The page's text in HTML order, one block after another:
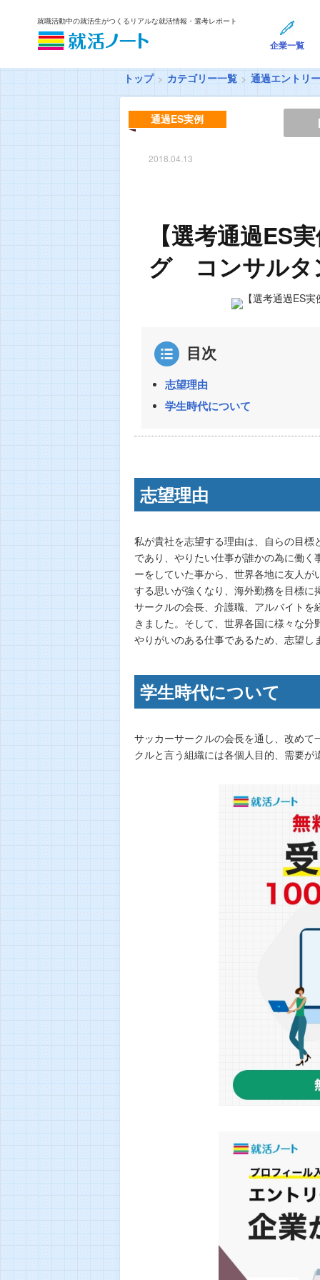
就職活動中の就活生がつくるリアルな就活情報・選考レポート
企業一覧
トップ カテゴリー一覧 通過エントリ
通過ES実例
2018.04.13
【選考通過ES
グ コンサルタ
目次
志望理由
学生時代について
志望理由
私が貴社を志望する理由は、自らの目
であり、やりたい仕事が誰かの為に働
ーをしていた事から、世界各地に友人
する思いが強くなり、海外勤務を目標
サークルの会長、介護職、アルバイト
きました。そして、世界各国に様々な
やりがいのある仕事であるため、志望し
学生時代について
サッカーサークルの会長を通し、改め
クルと言う組織には各個人目的、需要